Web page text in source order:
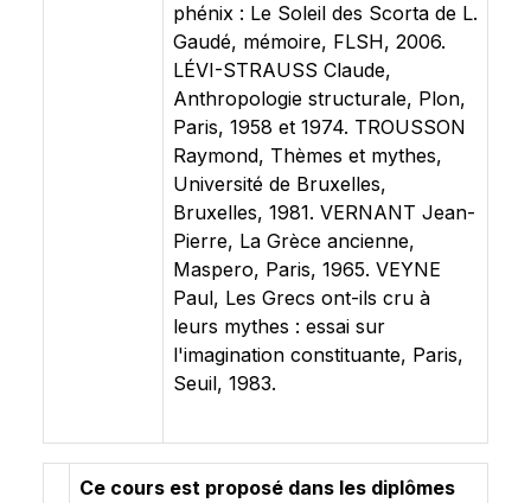
phénix : Le Soleil des Scorta de L.
Gaudé, mémoire, FLSH, 2006.
LÉVI-STRAUSS Claude,
Anthropologie structurale, Plon,
Paris, 1958 et 1974. TROUSSON
Raymond, Thèmes et mythes,
Université de Bruxelles,
Bruxelles, 1981. VERNANT Jean-
Pierre, La Grèce ancienne,
Maspero, Paris, 1965. VEYNE
Paul, Les Grecs ont-ils cru à
leurs mythes : essai sur
l'imagination constituante, Paris,
Seuil, 1983.
Ce cours est proposé dans les diplômes